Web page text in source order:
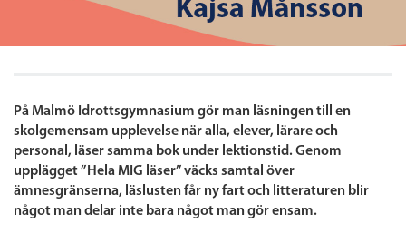
På Malmö Idrottsgymnasium gör man läsningen till en
skolgemensam upplevelse när alla, elever, lärare och
personal, läser samma bok under lektionstid. Genom
upplägget ”Hela MIG läser” väcks samtal över
ämnesgränserna, läslusten får ny fart och litteraturen blir
något man delar inte bara något man gör ensam.